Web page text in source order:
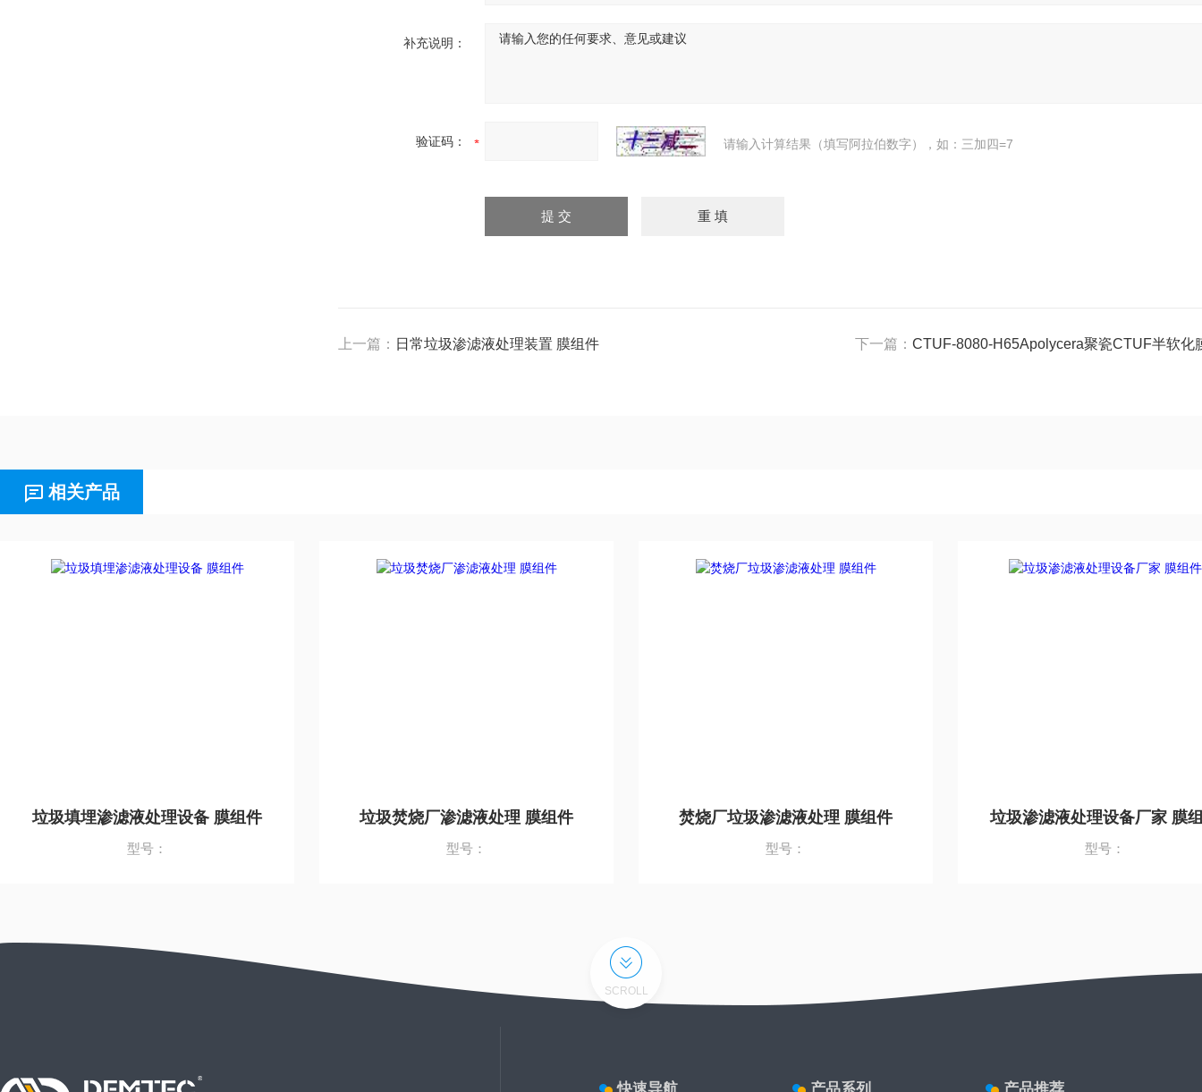
补充说明：
验证码： 请输入计算结果（填写阿拉伯数字），如：三加四=7
上一篇： 日常垃圾渗滤液处理装置 膜组件 下一篇： CTUF-8080-H65Apolycera聚瓷CTUF半软化
相关产品
垃圾填埋渗滤液处理设备 膜组件
型号：
垃圾焚烧厂渗滤液处理 膜组件
型号：
焚烧厂垃圾渗滤液处理 膜组件
型号：
垃圾渗滤液处理设备厂家 膜
型号：
SCROLL